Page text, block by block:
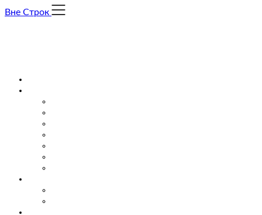
Skip
Вне Строк